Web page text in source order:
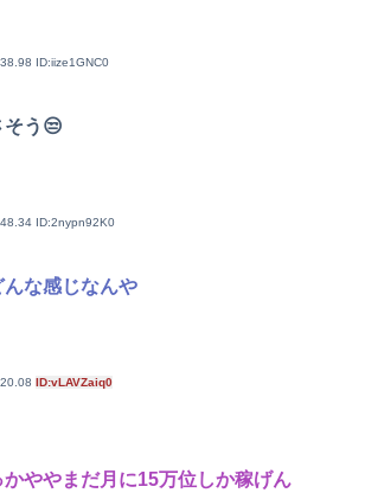
ID:iize1GNC0
そう😒
ID:2nypn92K0
な感じなんや
ID:vLAVZaiq0
ややまだ月に15万位しか稼げん